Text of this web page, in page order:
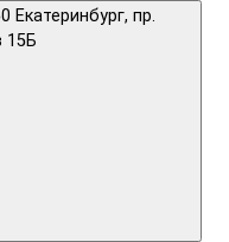
Екатеринбург, пр.